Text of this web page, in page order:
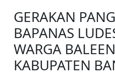
GERAKAN
BAPANAS
WARGA
KABUPATEN